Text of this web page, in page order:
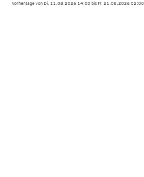
Vorhersage von Di. 11.08.2026 14:00 bis Fr. 21.08.2026 02:00